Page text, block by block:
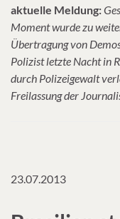
aktuelle Meldung:
Moment wurde zu
Übertragung von
Polizist letzte Nacht in
durch Polizeigewalt
Freilassung der
23.07.2013